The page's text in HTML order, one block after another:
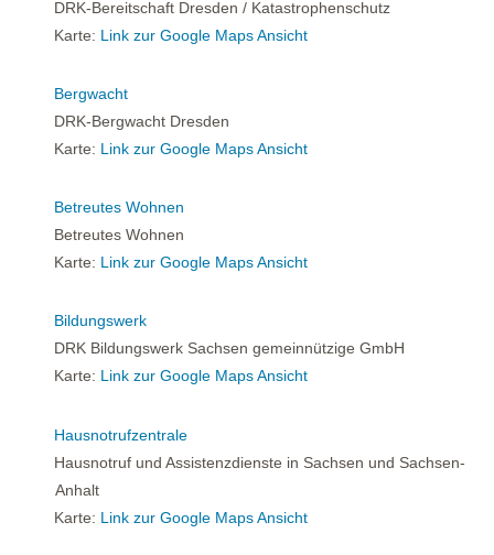
DRK-Bereitschaft Dresden / Katastrophenschutz
Karte: Link zur Google Maps Ansicht
Bergwacht
DRK-Bergwacht Dresden
Karte: Link zur Google Maps Ansicht
Betreutes Wohnen
Betreutes Wohnen
Karte: Link zur Google Maps Ansicht
Bildungswerk
DRK Bildungswerk Sachsen gemeinnützige GmbH
Karte: Link zur Google Maps Ansicht
Hausnotrufzentrale
Hausnotruf und Assistenzdienste in Sachsen und Sachsen-
Anhalt
Karte: Link zur Google Maps Ansicht